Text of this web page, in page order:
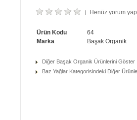
| Henüz yorum
Ürün Kodu
64
Marka
Başak Organik
Diğer Başak Organik Ürünlerini Göster
Baz Yağlar Kategorisindeki Diğer